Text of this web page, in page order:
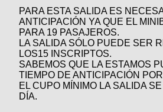
Ranking
Fotos
del
DÃA
Mis
Ventas
viajes
Amigos
PARA ESTA SALIDA ES
ANTICIPACIÓN YA QUE EL
PARA 19 PASAJEROS.
LA SALIDA SÓLO PUEDE SER
LOS15 INSCRIPTOS.
SABEMOS QUE LA ESTAMOS
TIEMPO DE ANTICIPACIÓN
EL CUPO MÍNIMO LA SALIDA
DÍA.